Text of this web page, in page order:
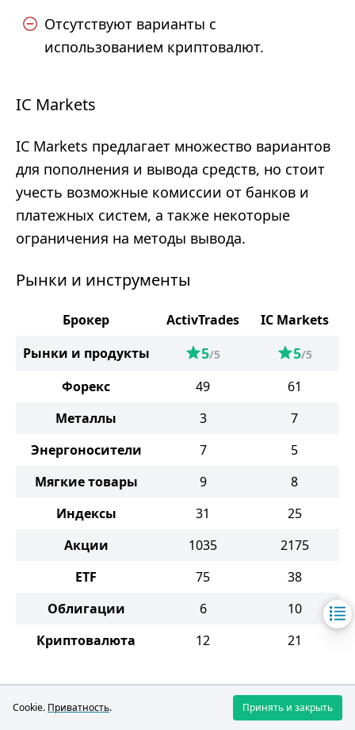
Отсутствуют варианты с
использованием криптовалют.
IC Markets
IC Markets предлагает множество вариантов
для пополнения и вывода средств, но стоит
учесть возможные комиссии от банков и
платежных систем, а также некоторые
ограничения на методы вывода.
Рынки и инструменты
Брокер ActivTrades
IC Markets
Рынки и продукты
5/5 5/5
Форекс 49
61
Металлы
3
7
Энергоносители
7
5
Мягкие товары
9
8
Индексы
31
25
Акции
1035
2175
ETF
75
38
Облигации
6
10
Криптовалюта
12 21
ActivTrades
Cookie. Приватность. Принять и закрыть